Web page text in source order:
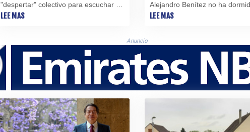
"despertar" colectivo para escuchar a
los niños, cuando se multiplican las
en París.
LEE MAS
Alejandro Benítez no ha
normalidad desde hace seis
LEE MAS
Anuncio